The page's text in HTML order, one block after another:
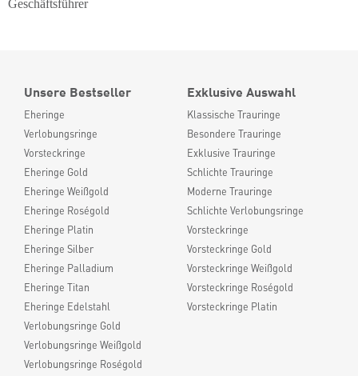
Geschäftsführer
Unsere Bestseller
Eheringe
Verlobungsringe
Vorsteckringe
Eheringe Gold
Eheringe Weißgold
Eheringe Roségold
Eheringe Platin
Eheringe Silber
Eheringe Palladium
Eheringe Titan
Eheringe Edelstahl
Verlobungsringe Gold
Verlobungsringe Weißgold
Verlobungsringe Roségold
Exklusive Auswahl
Klassische Trauringe
Besondere Trauringe
Exklusive Trauringe
Schlichte Trauringe
Moderne Trauringe
Schlichte Verlobungsringe
Vorsteckringe
Vorsteckringe Gold
Vorsteckringe Weißgold
Vorsteckringe Roségold
Vorsteckringe Platin